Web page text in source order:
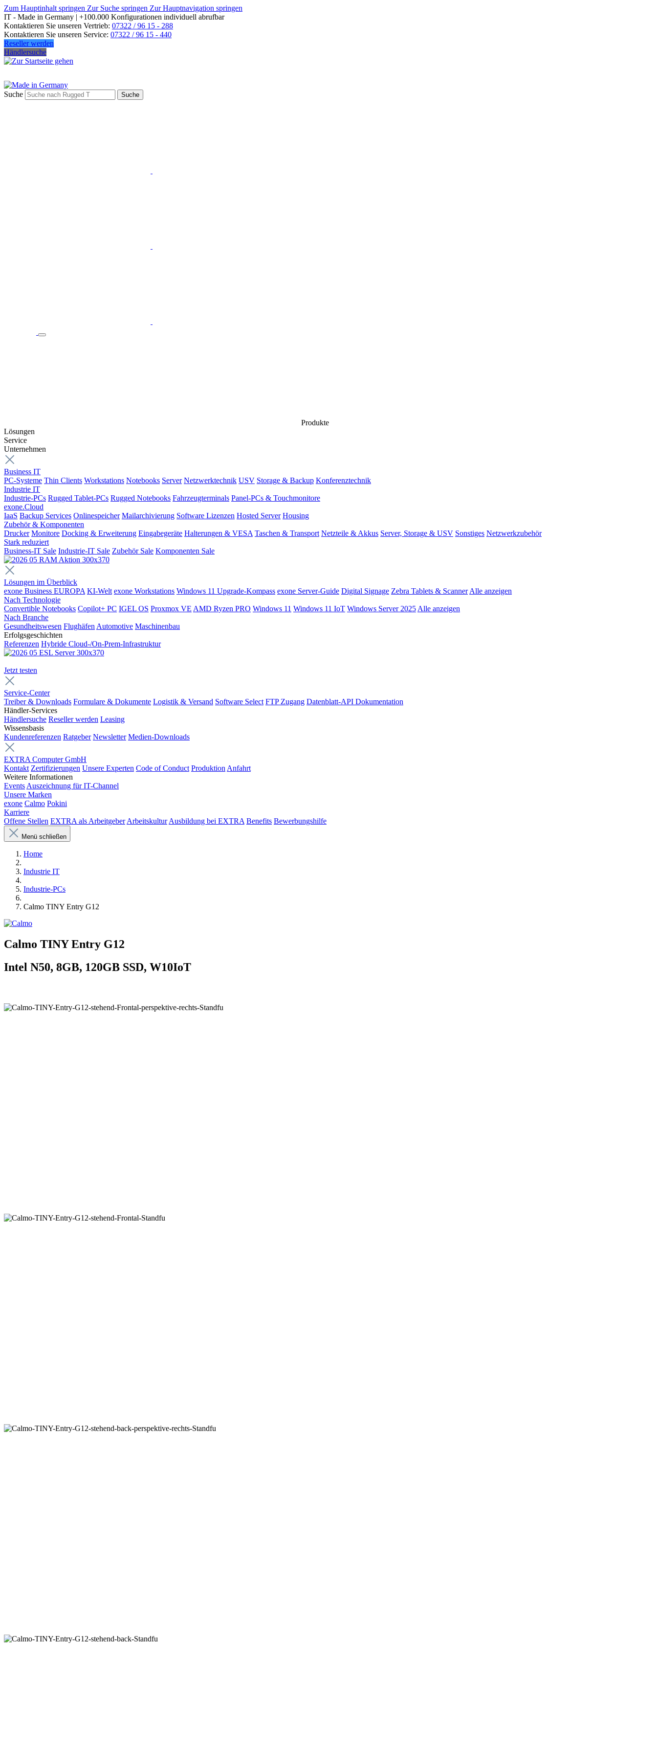
Zum Hauptinhalt springen Zur Suche springen Zur Hauptnavigation springen
IT - Made in Germany | +100.000 Konfigurationen individuell abrufbar
Kontaktieren Sie unseren Vertrieb: 07322 / 96 15 - 288
Kontaktieren Sie unseren Service: 07322 / 96 15 - 440
Reseller werden
Händlersuche
Suche Suche
Produkte
Lösungen
Service
Unternehmen
Business IT
PC-Systeme Thin Clients Workstations Notebooks Server Netzwerktechnik USV Storage & Backup Konferenztechnik
Industrie IT
Industrie-PCs Rugged Tablet-PCs Rugged Notebooks Fahrzeugterminals Panel-PCs & Touchmonitore
exone.Cloud
IaaS Backup Services Onlinespeicher Mailarchivierung Software Lizenzen Hosted Server Housing
Zubehör & Komponenten
Drucker Monitore Docking & Erweiterung Eingabegeräte Halterungen & VESA Taschen & Transport Netzteile & Akkus Server, Storage & USV Sonstiges Netzwerkzubehör
Stark reduziert
Business-IT Sale Industrie-IT Sale Zubehör Sale Komponenten Sale
Lösungen im Überblick
exone Business EUROPA KI-Welt exone Workstations Windows 11 Upgrade-Kompass exone Server-Guide Digital Signage Zebra Tablets & Scanner Alle anzeigen
Nach Technologie
Convertible Notebooks Copilot+ PC IGEL OS Proxmox VE AMD Ryzen PRO Windows 11 Windows 11 IoT Windows Server 2025 Alle anzeigen
Nach Branche
Gesundheitswesen Flughäfen Automotive Maschinenbau
Erfolgsgeschichten
Referenzen Hybride Cloud-/On-Prem-Infrastruktur
Jetzt testen
Service-Center
Treiber & Downloads Formulare & Dokumente Logistik & Versand Software Select FTP Zugang Datenblatt-API Dokumentation
Händler-Services
Händlersuche Reseller werden Leasing
Wissensbasis
Kundenreferenzen Ratgeber Newsletter Medien-Downloads
EXTRA Computer GmbH
Kontakt Zertifizierungen Unsere Experten Code of Conduct Produktion Anfahrt
Weitere Informationen
Events Auszeichnung für IT-Channel
Unsere Marken
exone Calmo Pokini
Karriere
Offene Stellen EXTRA als Arbeitgeber Arbeitskultur Ausbildung bei EXTRA Benefits Bewerbungshilfe
Menü schließen
Home
Industrie IT
Industrie-PCs
Calmo TINY Entry G12
Calmo TINY Entry G12
Intel N50, 8GB, 120GB SSD, W10IoT